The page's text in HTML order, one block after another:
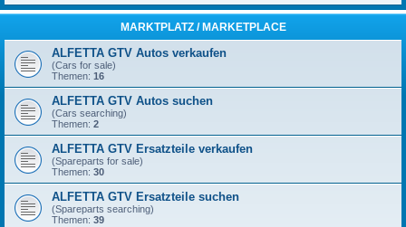
MARKTPLATZ / MARKETPLACE
ALFETTA GTV Autos verkaufen
(Cars for sale)
Themen: 16
ALFETTA GTV Autos suchen
(Cars searching)
Themen: 2
ALFETTA GTV Ersatzteile verkaufen
(Spareparts for sale)
Themen: 30
ALFETTA GTV Ersatzteile suchen
(Spareparts searching)
Themen: 39